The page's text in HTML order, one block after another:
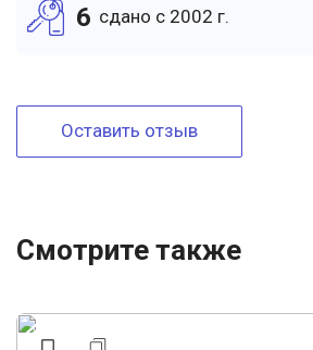
6 cдано c 2002 г.
Оставить отзыв
Смотрите также